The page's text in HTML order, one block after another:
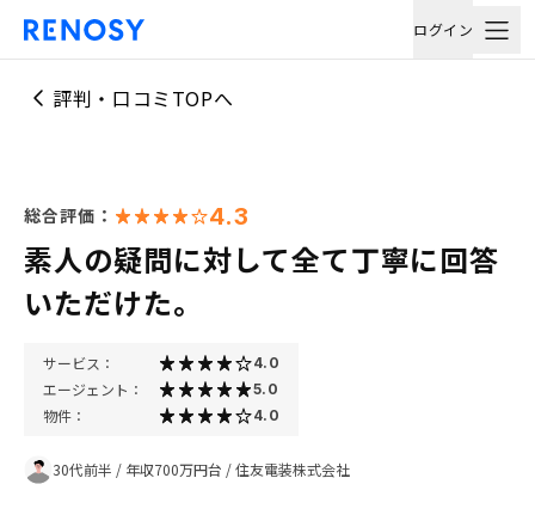
ログイン
評判・口コミTOPへ
総合評価： 4.3
素人の疑問に対して全て丁寧に回答
いただけた。
サービス： 4.0
エージェント： 5.0
物件： 4.0
30代前半 / 年収700万円台 /住友電装株式会社